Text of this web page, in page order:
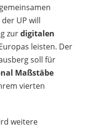
UP will
zurdigitalen
leisten. Der
soll für
Maßstäbe
vierten
weitere